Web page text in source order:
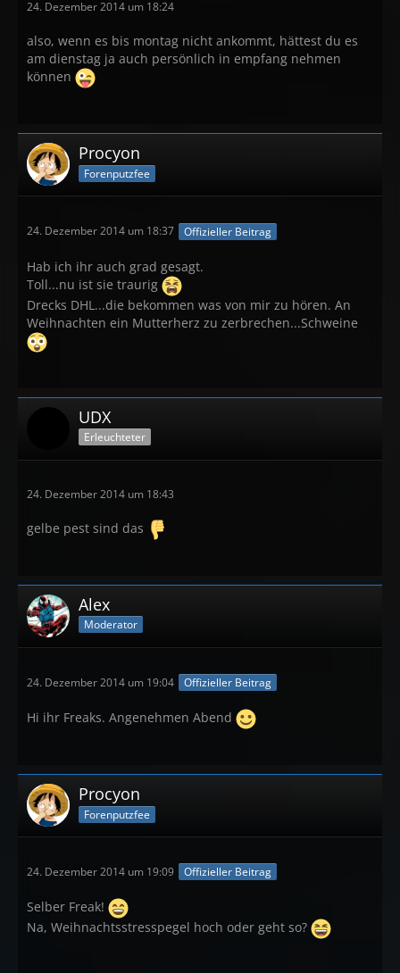
24. Dezember 2014 um 18:24
also, wenn es bis montag nicht ankommt, hättest du es
am dienstag ja auch persönlich in empfang nehmen
können
Procyon
Forenputzfee
24. Dezember 2014 um 18:37 Offizieller Beitrag
Hab ich ihr auch grad gesagt.
Toll...nu ist sie traurig
Drecks DHL...die bekommen was von mir zu hören. An
Weihnachten ein Mutterherz zu zerbrechen...Schweine
UDX
Erleuchteter
24. Dezember 2014 um 18:43
gelbe pest sind das
Alex
Moderator
24. Dezember 2014 um 19:04 Offizieller Beitrag
Hi ihr Freaks. Angenehmen Abend
Procyon
Forenputzfee
24. Dezember 2014 um 19:09 Offizieller Beitrag
Selber Freak!
Na, Weihnachtsstresspegel hoch oder geht so?